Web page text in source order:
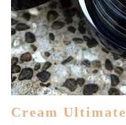
Cream Ultimate